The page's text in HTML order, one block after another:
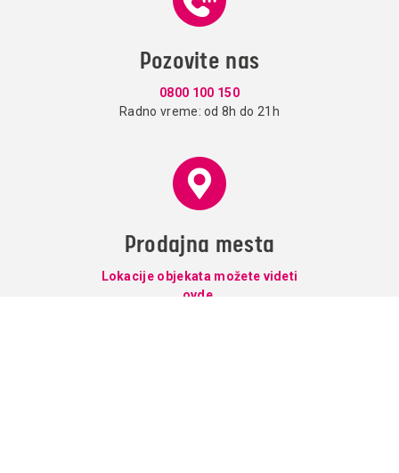
Pozovite nas
0800 100 150
Radno vreme: od 8h do 21h
Prodajna mesta
Lokacije objekata možete videti
ovde.